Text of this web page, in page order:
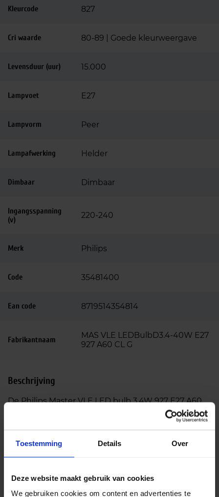
Toestemming Details Over
Deze website maakt gebruik van cookies
We gebruiken cookies om content en advertenties te
Kleurcode 827
Cri waarde 80-89 | Goede kleurweergave
Levensduur (uur) 15.000
Lampvoet E27
Lampvorm Peer
Lampafwerking Helder
Dimbaar Dimbaar
Ingangsspanning
(v)
220-240
Merk Philips
Code 35481400
Ean code 8719514354814
Fabrikantnaam
MAS VLE LEDBulbD3.4-40W E27
927 A60 CL G
Beschrijving
De Philips Master VLE LED bulb 3.4W 927 E27 A60
helder glas (8719514354814) is een decoratieve
LED‑lamp met een klassieke A60‑vorm en helder
een traditionele 40W gloeilamp. Dankzij het
transparante glas en de zichtbare filamenten heeft
in zowel moderne als vintage interieurs.